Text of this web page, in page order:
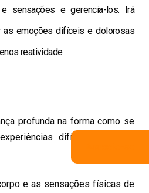
sensações e gerencia-los. Irá
as emoções difíceis e dolorosas
reatividade.
profunda na forma como se
difíceis, seja dor,
e as sensações físicas de